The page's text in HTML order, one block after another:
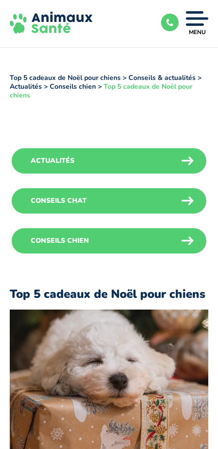
Ouvrir
MENU
Top 5 cadeaux de Noël pour chiens > Conseils & actualités >
Actualités > Conseils chien > Top 5 cadeaux de Noël pour
chiens
ACTUALITÉS
CONSEILS CHAT
CONSEILS CHIEN
Top 5 cadeaux de Noël pour chiens